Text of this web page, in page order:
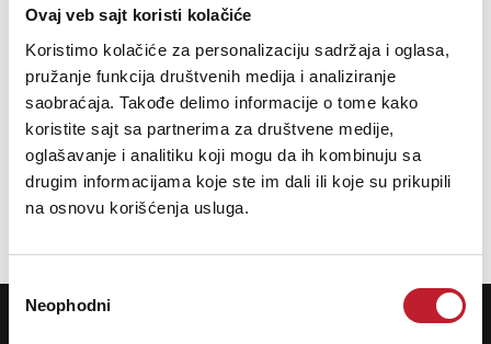
Ovaj veb sajt koristi kolačiće
Koristimo kolačiće za personalizaciju sadržaja i oglasa,
pružanje funkcija društvenih medija i analiziranje
saobraćaja. Takođe delimo informacije o tome kako
koristite sajt sa partnerima za društvene medije,
oglašavanje i analitiku koji mogu da ih kombinuju sa
drugim informacijama koje ste im dali ili koje su prikupili
na osnovu korišćenja usluga.
Избор
сагласности
Neophodni
Aroma COCO
11,00 KM
13,00KM
DODAJ U KORPU
POTREBNA VAM JE POMOĆ? POZOVITE NAS!